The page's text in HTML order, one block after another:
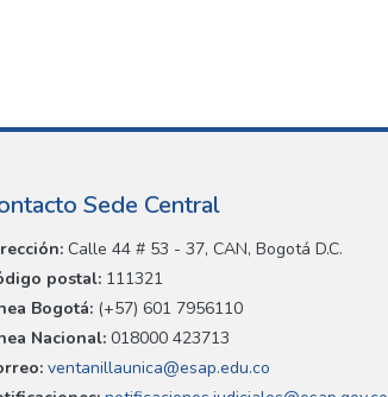
Sede Central
Calle 44 # 53 - 37, CAN, Bogotá D.C.
postal: 111321
Bogotá: (+57) 601 7956110
Nacional: 018000 423713
ventanillaunica@esap.edu.co